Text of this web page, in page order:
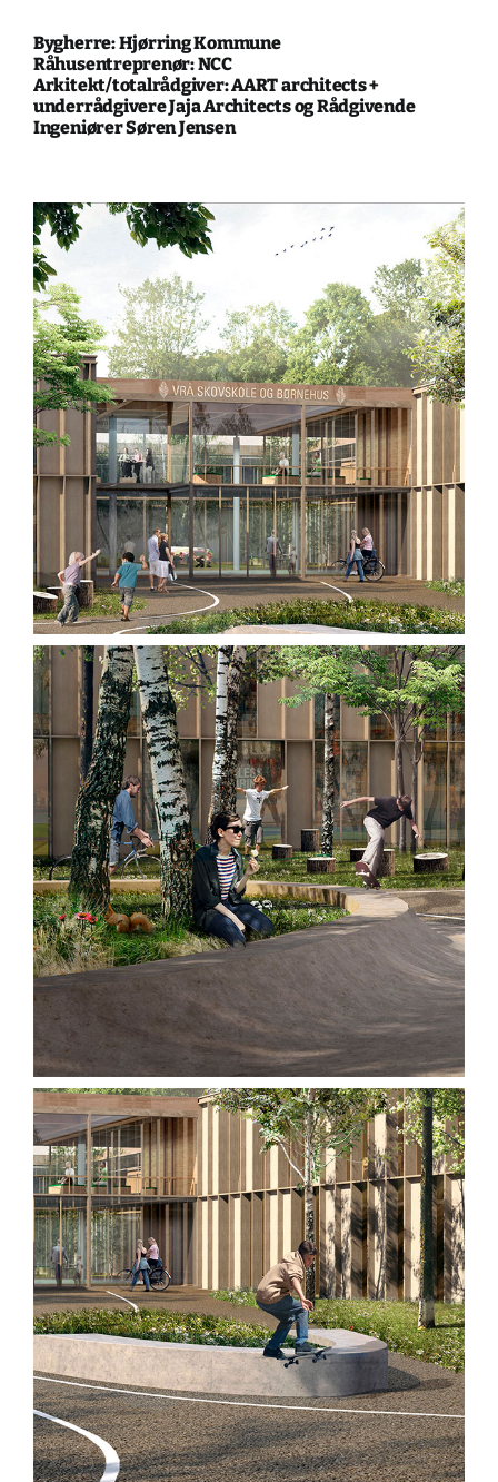
Bygherre: Hjørring Kommune
Råhusentreprenør: NCC
Arkitekt/totalrådgiver: AART architects +
underrådgivere Jaja Architects og Rådgivende
Ingeniører Søren Jensen